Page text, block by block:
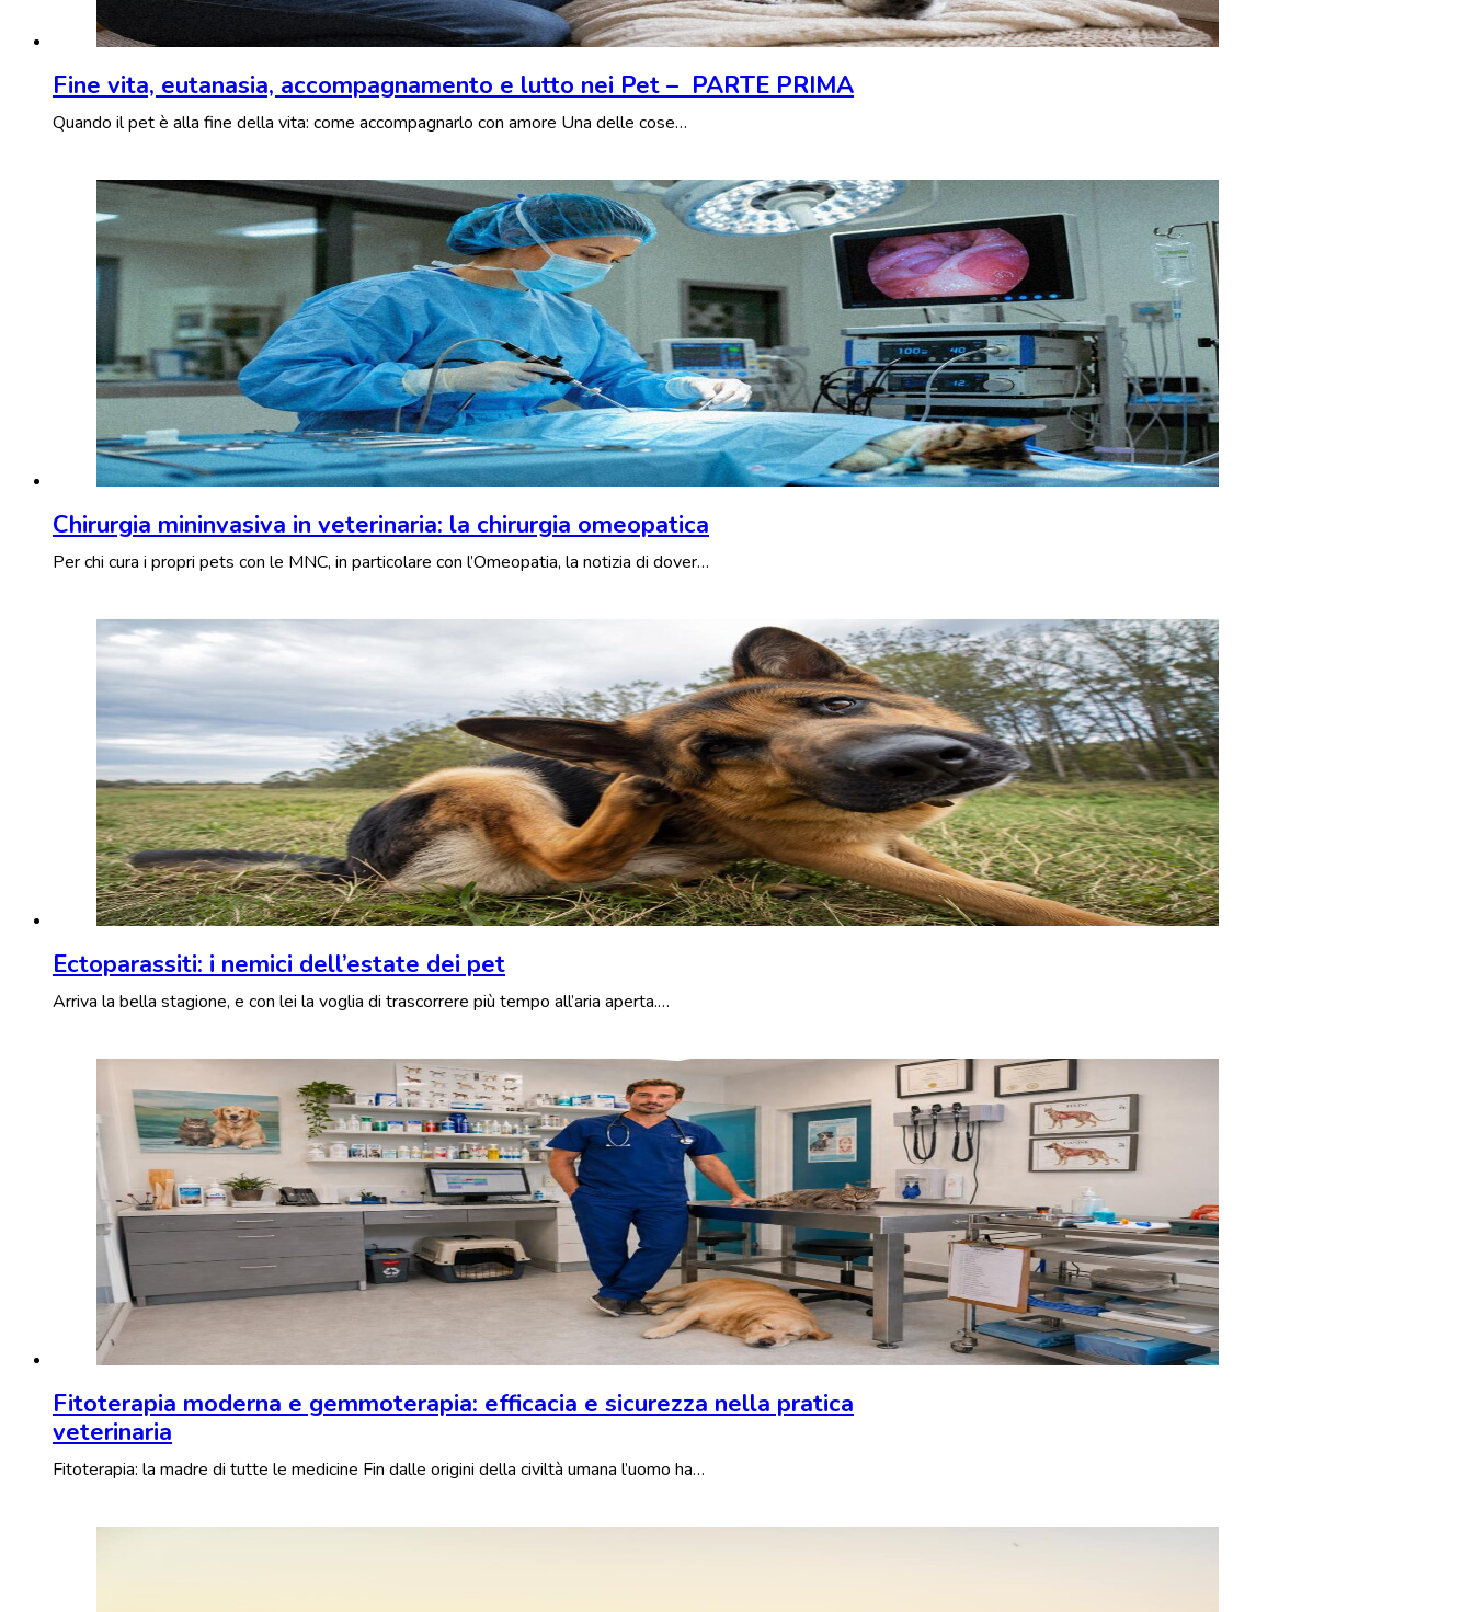
Fine vita, eutanasia, accompagnamento e lutto nei Pet – PARTE PRIMA
Quando il pet è alla fine della vita: come accompagnarlo con amore Una delle cose…
Chirurgia mininvasiva in veterinaria: la chirurgia omeopatica
Per chi cura i propri pets con le MNC, in particolare con l’Omeopatia, la notizia di dover…
Ectoparassiti: i nemici dell’estate dei pet
Arriva la bella stagione, e con lei la voglia di trascorrere più tempo all’aria aperta.…
Fitoterapia moderna e gemmoterapia: efficacia e sicurezza nella pratica
veterinaria
Fitoterapia: la madre di tutte le medicine Fin dalle origini della civiltà umana l’uomo ha…